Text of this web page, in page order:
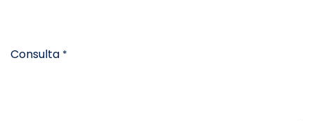
Consulta *